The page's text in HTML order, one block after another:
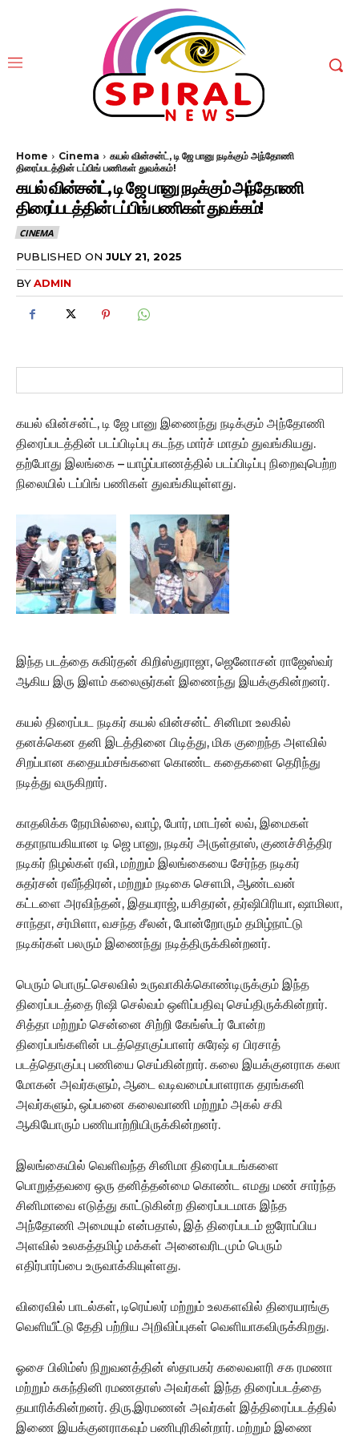
Home Cinema
கயல் வின்சன்ட், டி ஜே பானு நடிக்கும் அந்தோணி
திரைப்படத்தின் டப்பிங் பணிகள் துவக்கம்!
கயல் வின்சன்ட், டி ஜே பானு நடிக்கும் அந்தோணி
திரைப்படத்தின் டப்பிங் பணிகள் துவக்கம்!
CINEMA
PUBLISHED ON JULY 21, 2025
BYADMIN
கயல் வின்சன்ட், டி ஜே பானு இணைந்து நடிக்கும் அந்தோணி
திரைப்படத்தின் படப்பிடிப்பு கடந்த மார்ச் மாதம் துவங்கியது.
தற்போது இலங்கை – யாழ்ப்பாணத்தில் படப்பிடிப்பு நிறைவுபெற்ற
நிலையில் டப்பிங் பணிகள் துவங்கியுள்ளது.
இந்த படத்தை சுகிர்தன் கிறிஸ்துராஜா, ஜெனோசன் ராஜேஸ்வர்
ஆகிய இரு இளம் கலைஞர்கள் இணைந்து இயக்குகின்றனர்.
கயல் திரைப்பட நடிகர் கயல் வின்சன்ட் சினிமா உலகில்
தனக்கென தனி இடத்தினை பிடித்து, மிக குறைந்த அளவில்
சிறப்பான கதையம்சங்களை கொண்ட கதைகளை தெரிந்து
நடித்து வருகிறார்.
காதலிக்க நேரமில்லை, வாழ், போர், மாடர்ன் லவ், இமைகள்
கதாநாயகியான டி ஜெ பானு, நடிகர் அருள்தாஸ், குணச்சித்திர
நடிகர் நிழல்கள் ரவி, மற்றும் இலங்கையை சேர்ந்த நடிகர்
சுதர்சன் ரவீந்திரன், மற்றும் நடிகை செளமி, ஆண்டவன்
கட்டளை அரவிந்தன், இதயராஜ், யசிதரன், தர்ஷிபிரியா, ஷாமிலா,
சாந்தா, சர்மிளா, வசந்த சீலன், போன்றோரும் தமிழ்நாட்டு
நடிகர்கள் பலரும் இணைந்து நடித்திருக்கின்றனர்.
பெரும் பொருட்செலவில் உருவாகிக்கொண்டிருக்கும் இந்த
திரைப்படத்தை ரிஷி செல்வம் ஒளிப்பதிவு செய்திருக்கின்றார்.
சித்தா மற்றும் சென்னை சிற்றி கேங்ஸ்டர் போன்ற
திரைப்பங்களின் படத்தொகுப்பாளர் சுரேஷ் ஏ பிரசாத்
படத்தொகுப்பு பணியை செய்கின்றார். கலை இயக்குனராக கலா
மோகன் அவர்களும், ஆடை வடிவமைப்பாளராக தரங்கனி
அவர்களும், ஒப்பனை கலைவாணி மற்றும் அகல் சகி
ஆகியோரும் பணியாற்றியிருக்கின்றனர்.
இலங்கையில் வெளிவந்த சினிமா திரைப்படங்களை
பொறுத்தவரை ஒரு தனித்தன்மை கொண்ட எமது மண் சார்ந்த
சினிமாவை எடுத்து காட்டுகின்ற திரைப்படமாக இந்த
அந்தோணி அமையும் என்பதால், இத் திரைப்படம் ஐரோப்பிய
அளவில் உலகத்தமிழ் மக்கள் அனைவரிடமும் பெரும்
எதிர்பார்ப்பை உருவாக்கியுள்ளது.
விரைவில் பாடல்கள், டிரெய்லர் மற்றும் உலகளவில் திரையரங்கு
வெளியீட்டு தேதி பற்றிய அறிவிப்புகள் வெளியாகவிருக்கிறது.
ஓசை பிலிம்ஸ் நிறுவனத்தின் ஸ்தாபகர் கலைவளரி சக ரமணா
மற்றும் சுகந்தினி ரமணதாஸ் அவர்கள் இந்த திரைப்படத்தை
தயாரிக்கின்றனர். திரு.இரமணன் அவர்கள் இத்திரைப்படத்தில்
இணை இயக்குனராகவும் பணிபுரிகின்றார். மற்றும் இணை